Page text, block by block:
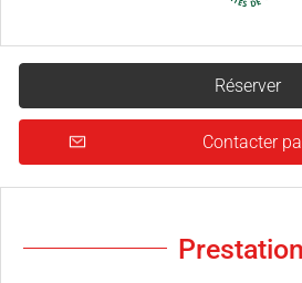
Réserver
Contacter